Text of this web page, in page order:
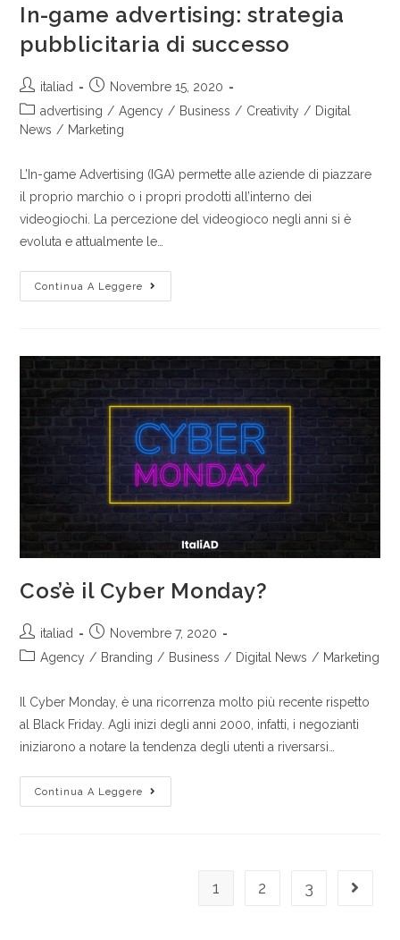
In-game advertising: strategia
pubblicitaria di successo
italiad
Novembre 15, 2020
advertising / Agency / Business / Creativity / Digital
News / Marketing
L’In-game Advertising (IGA) permette alle aziende di piazzare
il proprio marchio o i propri prodotti all’interno dei
videogiochi. La percezione del videogioco negli anni si è
evoluta e attualmente le…
Continua A Leggere
Cos’è il Cyber Monday?
italiad
Novembre 7, 2020
Agency / Branding / Business / Digital News / Marketing
Il Cyber Monday, è una ricorrenza molto più recente rispetto
al Black Friday. Agli inizi degli anni 2000, infatti, i negozianti
iniziarono a notare la tendenza degli utenti a riversarsi…
Continua A Leggere
1 2 3